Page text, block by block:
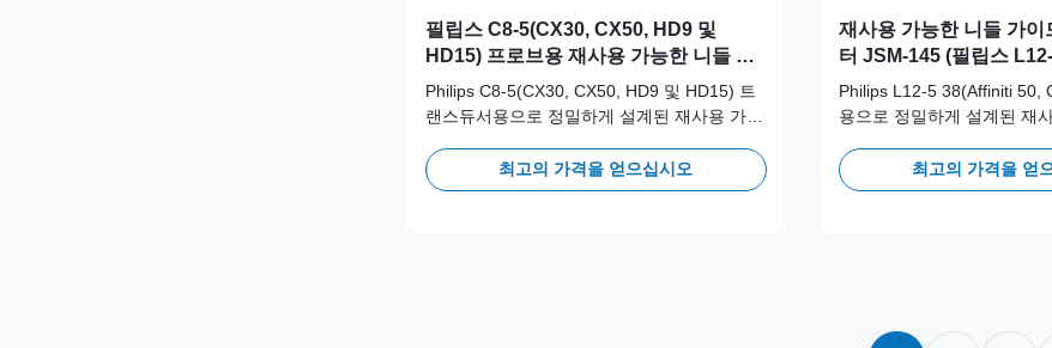
필립스 C8-5(CX30, CX50, HD9 및
HD15) 프로브용 재사용 가능한 니들 가
이드 및 생검 어댑터 JSM-175
Philips C8-5(CX30, CX50, HD9 및 HD15) 트
랜스듀서용으로 정밀하게 설계된 재사용 가능
로 제작되어 장기적인 임상 안전성과 정확성
을 위해 100회 이상의 오토클레이브 주기를
최고의 가격을 얻으십시오
재사용 가능한 니들 가이
터 JSM-145 (필립스
50, ClearVue) 프로브용)
Philips L12-5 38(Affiniti 50,
용으로 정밀하게 설계된 재
되어 장기적인 임상 안전성
100회 이상의 오토클레이
최고의 가격을 얻